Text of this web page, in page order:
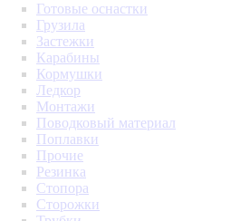
Готовые оснастки
Грузила
Застежки
Карабины
Кормушки
Ледкор
Монтажи
Поводковый материал
Поплавки
Прочие
Резинка
Стопора
Сторожки